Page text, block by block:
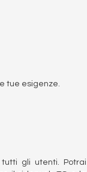
tue esigenze.
gli utenti. Potrai